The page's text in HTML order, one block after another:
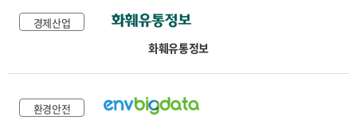
경제산업
화훼유통정보
환경안전